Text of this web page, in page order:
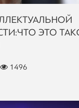
ЧТО ЭТО
1496